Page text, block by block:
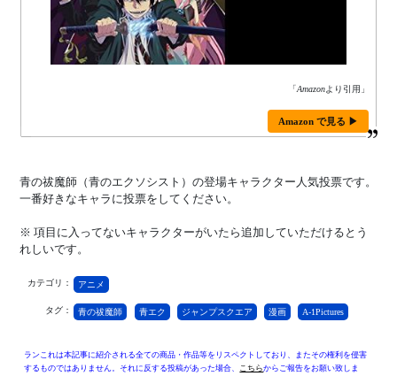
「Amazonより引用」
Amazon で見る ▶
青の祓魔師（青のエクソシスト）の登場キャラクター人気投票です。
一番好きなキャラに投票をしてください。
※ 項目に入ってないキャラクターがいたら追加していただけるとう
れしいです。
カテゴリ： アニメ
タグ： 青の祓魔師 青エク ジャンプスクエア 漫画 A-1Pictures
ランこれは本記事に紹介される全ての商品・作品等をリスペクトしており、またその権利を侵害
するものではありません。それに反する投稿があった場合、 こちらからご報告をお願い致しま